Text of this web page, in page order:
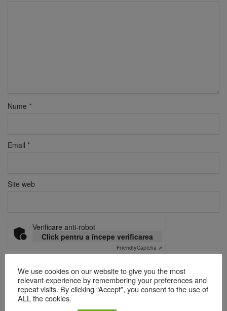
Nume *
Email *
Site web
Verificare anti-robot
Click pentru a începe verificarea
FriendlyCaptcha ⇗
Acest site folosește Akismet pentru a reduce spamul.Află cum
sunt procesate datele comentariilor tale
We use cookies on our website to give you the most
relevant experience by remembering your preferences and
repeat visits. By clicking “Accept”, you consent to the use of
ALL the cookies.